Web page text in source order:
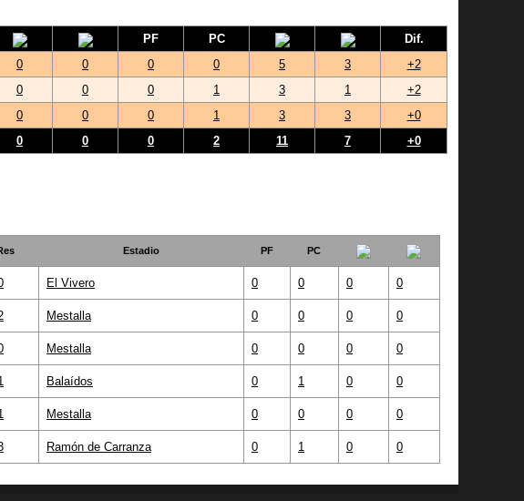
PF PC
Dif.
0 0 0 0 5 3
+2
0 0 0 1 3 1
+2
0 0 0 1 3 3
+0
0 0 0 2 11 7 +0
Estadio PF PC
El Vivero 0 0 0 0
Mestalla 0 0 0 0
Mestalla 0 0 0 0
Balaídos 0 1 0 0
Mestalla 0 0 0 0
Ramón de Carranza 0 1 0 0